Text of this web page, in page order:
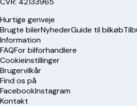
Hurtige genveje
Brugte bilerNyhederGuide til bilkøb
Information
FAQFor bilforhandlere
Cookieinstillinger
Brugervilkår
Find os på
FacebookInstagram
Kontakt